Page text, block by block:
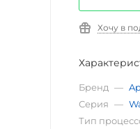
Хочу в
Бренд —
Серия —
Тип